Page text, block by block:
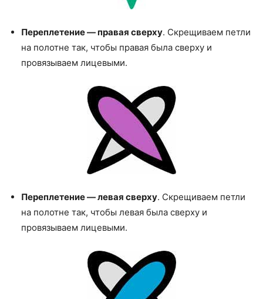
Переплетение — правая сверху. Скрещиваем петли
на полотне так, чтобы правая была сверху и
провязываем лицевыми.
Переплетение — левая сверху. Скрещиваем петли
на полотне так, чтобы левая была сверху и
провязываем лицевыми.